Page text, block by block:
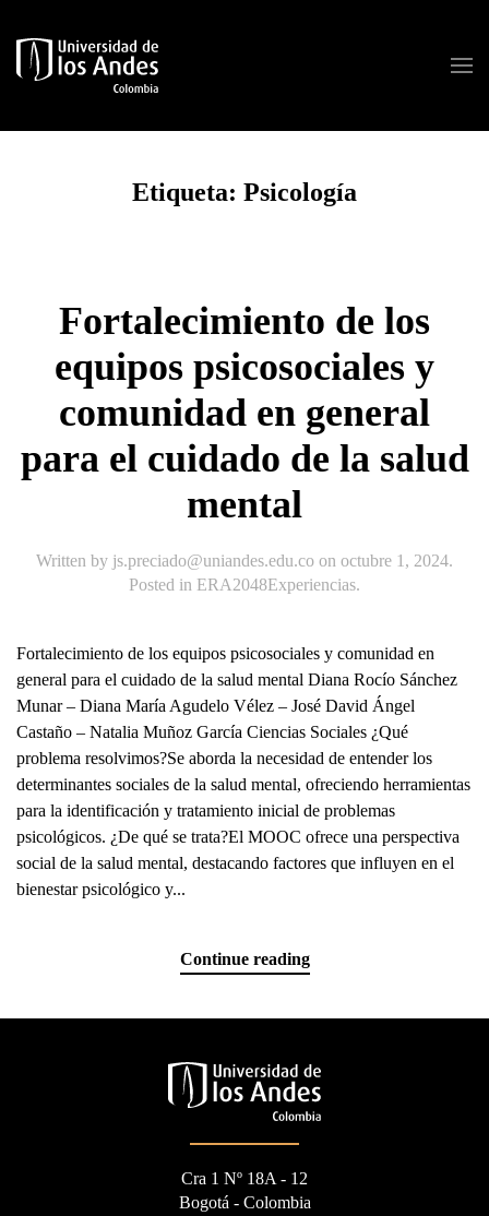
Skip to main content
Etiqueta: Psicología
Fortalecimiento de los
equipos psicosociales y
comunidad en general
para el cuidado de la salud
mental
Written by js.preciado@uniandes.edu.co on octubre 1, 2024.
Posted in ERA2048Experiencias.
Fortalecimiento de los equipos psicosociales y comunidad en
general para el cuidado de la salud mental Diana Rocío Sánchez
Munar – Diana María Agudelo Vélez – José David Ángel
Castaño – Natalia Muñoz García Ciencias Sociales ¿Qué
problema resolvimos?Se aborda la necesidad de entender los
determinantes sociales de la salud mental, ofreciendo herramientas
para la identificación y tratamiento inicial de problemas
psicológicos. ¿De qué se trata?El MOOC ofrece una perspectiva
social de la salud mental, destacando factores que influyen en el
bienestar psicológico y...
Continue reading
Cra 1 Nº 18A - 12
Bogotá - Colombia